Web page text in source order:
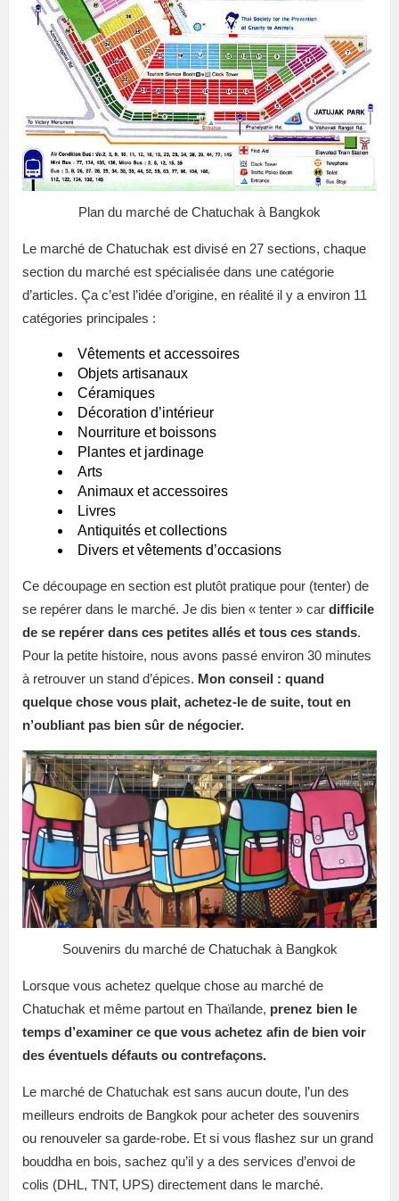
Plan du marché de Chatuchak à Bangkok
Le marché de Chatuchak est divisé en 27 sections, chaque
section du marché est spécialisée dans une catégorie
d’articles. Ça c’est l’idée d’origine, en réalité il y a environ 11
catégories principales :
Vêtements et accessoires
Objets artisanaux
Céramiques
Décoration d’intérieur
Nourriture et boissons
Plantes et jardinage
Arts
Animaux et accessoires
Livres
Antiquités et collections
Divers et vêtements d’occasions
Ce découpage en section est plutôt pratique pour (tenter) de
se repérer dans le marché. Je dis bien « tenter » car difficile
de se repérer dans ces petites allés et tous ces stands.
Pour la petite histoire, nous avons passé environ 30 minutes
à retrouver un stand d’épices. Mon conseil : quand
quelque chose vous plait, achetez-le de suite, tout en
n’oubliant pas bien sûr de négocier.
Souvenirs du marché de Chatuchak à Bangkok
Lorsque vous achetez quelque chose au marché de
Chatuchak et même partout en Thaïlande, prenez bien le
temps d’examiner ce que vous achetez afin de bien voir
des éventuels défauts ou contrefaçons.
Le marché de Chatuchak est sans aucun doute, l’un des
meilleurs endroits de Bangkok pour acheter des souvenirs
ou renouveler sa garde-robe. Et si vous flashez sur un grand
bouddha en bois, sachez qu’il y a des services d’envoi de
colis (DHL, TNT, UPS) directement dans le marché.